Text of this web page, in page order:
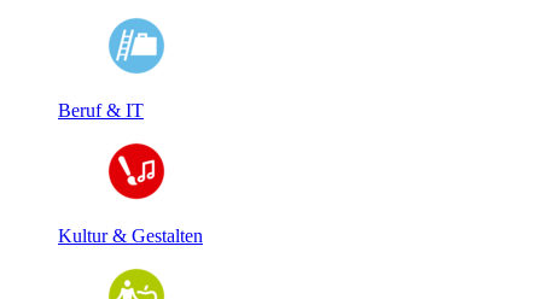
Beruf & IT
Kultur & Gestalten